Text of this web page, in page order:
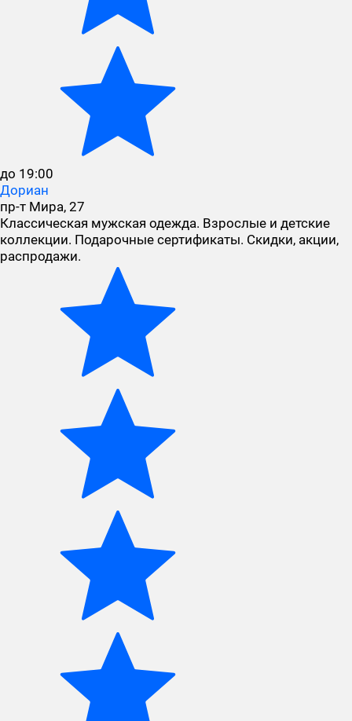
до 19:00
Дориан
пр-т Мира, 27
Классическая мужская одежда. Взрослые и детские
коллекции. Подарочные сертификаты. Скидки, акции,
распродажи.